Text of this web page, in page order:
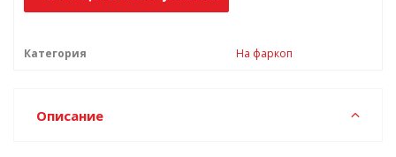
Категория На фаркоп
Описание